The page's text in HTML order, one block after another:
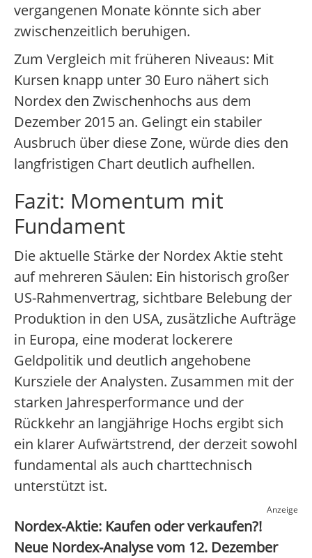
vergangenen Monate könnte sich aber
zwischenzeitlich beruhigen.
Zum Vergleich mit früheren Niveaus: Mit
Kursen knapp unter 30 Euro nähert sich
Nordex den Zwischenhochs aus dem
Dezember 2015 an. Gelingt ein stabiler
Ausbruch über diese Zone, würde dies den
langfristigen Chart deutlich aufhellen.
Fazit: Momentum mit
Fundament
Die aktuelle Stärke der Nordex Aktie steht
auf mehreren Säulen: Ein historisch großer
US-Rahmenvertrag, sichtbare Belebung der
Produktion in den USA, zusätzliche Aufträge
in Europa, eine moderat lockerere
Geldpolitik und deutlich angehobene
Kursziele der Analysten. Zusammen mit der
starken Jahresperformance und der
Rückkehr an langjährige Hochs ergibt sich
ein klarer Aufwärtstrend, der derzeit sowohl
fundamental als auch charttechnisch
unterstützt ist.
Anzeige
Nordex-Aktie: Kaufen oder verkaufen?!
Neue Nordex-Analyse vom 12. Dezember